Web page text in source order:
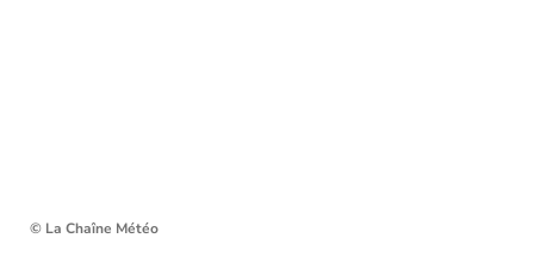
© La Chaîne Météo